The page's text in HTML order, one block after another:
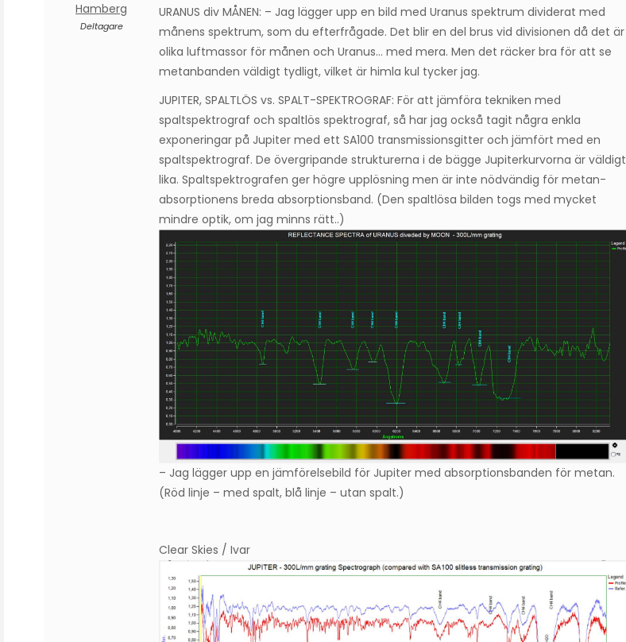
Hamberg
Deltagare
URANUS div MÅNEN: – Jag lägger upp en bild med Uranus spektrum dividerat med
månens spektrum, som du efterfrågade. Det blir en del brus vid divisionen då det är
olika luftmassor för månen och Uranus… med mera. Men det räcker bra för att se
metanbanden väldigt tydligt, vilket är himla kul tycker jag.
JUPITER, SPALTLÖS vs. SPALT-SPEKTROGRAF: För att jämföra tekniken med
spaltspektrograf och spaltlös spektrograf, så har jag också tagit några enkla
exponeringar på Jupiter med ett SA100 transmissionsgitter och jämfört med en
spaltspektrograf. De övergripande strukturerna i de bägge Jupiterkurvorna är väldigt
lika. Spaltspektrografen ger högre upplösning men är inte nödvändig för metan-
absorptionens breda absorptionsband. (Den spaltlösa bilden togs med mycket
mindre optik, om jag minns rätt..)
– Jag lägger upp en jämförelsebild för Jupiter med absorptionsbanden för metan.
(Röd linje – med spalt, blå linje – utan spalt.)
Clear Skies / Ivar